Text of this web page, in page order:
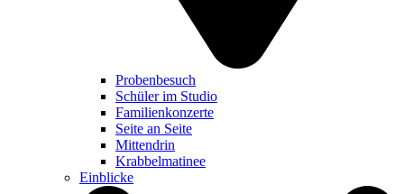
Probenbesuch
Schüler im Studio
Familienkonzerte
Seite an Seite
Mittendrin
Krabbelmatinee
Einblicke